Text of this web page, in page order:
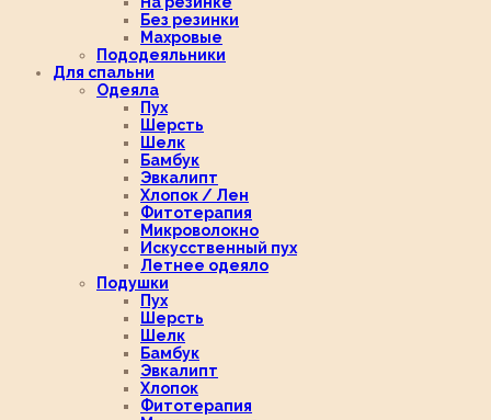
Без резинки
Махровые
Пододеяльники
Для спальни
Одеяла
Пух
Шерсть
Шелк
Бамбук
Эвкалипт
Хлопок / Лен
Фитотерапия
Микроволокно
Искусственный пух
Летнее одеяло
Подушки
Пух
Шерсть
Шелк
Бамбук
Эвкалипт
Хлопок
Фитотерапия